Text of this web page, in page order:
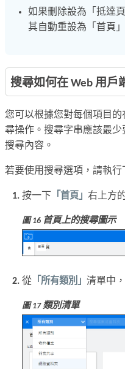
如果刪除設為「抵達
其自動重設為「首頁」
搜尋如何在 Web 用戶
您可以根據您對每個項目
尋操作。搜尋字串應該最
搜尋內容。
若要使用搜尋選項，請執行
按一下 「首頁」 右上方
圖 16 首頁上的搜尋圖示
從 「所有類別」 清單中
圖 17類別清單